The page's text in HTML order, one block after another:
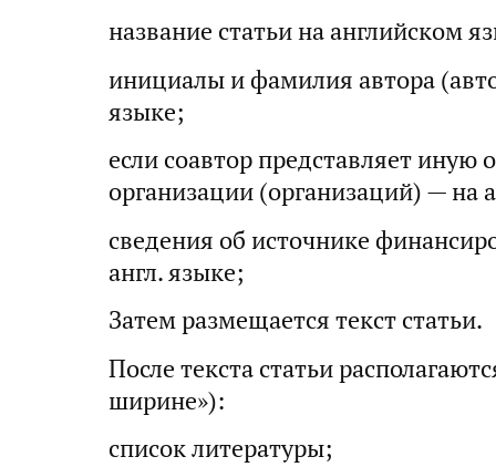
название статьи на английском
инициалы и фамилия автора
языке;
если соавтор представляет иную
организации (организаций) — на
сведения об источнике
англ. языке;
Затем размещается текст статьи.
После текста статьи
ширине»):
список литературы;